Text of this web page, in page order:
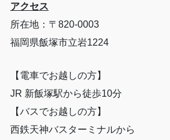
アクセス
所在地：〒820-0003
福岡県飯塚市立岩1224
【電車でお越しの方】
JR 新飯塚駅から徒歩10分
【バスでお越しの方】
西鉄天神バスターミナルから